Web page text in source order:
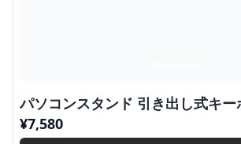
パソコンスタンド 引き出し式キー
¥7,580